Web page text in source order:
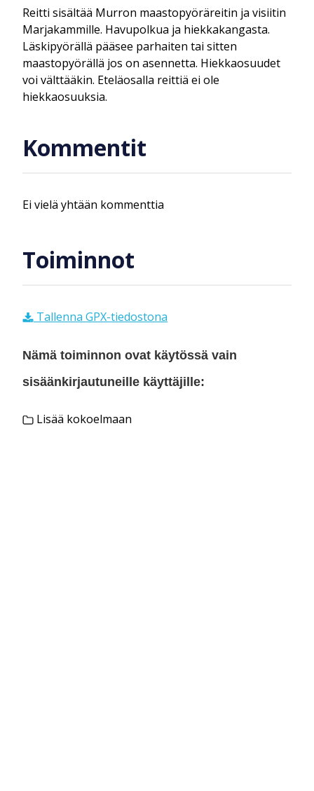
Reitti sisältää Murron maastopyöräreitin ja visiitin
Marjakammille. Havupolkua ja hiekkakangasta.
Läskipyörällä pääsee parhaiten tai sitten
maastopyörällä jos on asennetta. Hiekkaosuudet
voi välttääkin. Eteläosalla reittiä ei ole
hiekkaosuuksia.
Kommentit
Ei vielä yhtään kommenttia
Toiminnot
Tallenna GPX-tiedostona
Nämä toiminnon ovat käytössä vain
sisäänkirjautuneille käyttäjille:
Lisää kokoelmaan